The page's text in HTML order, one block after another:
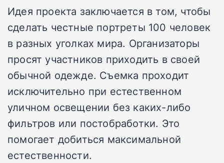
Идея проекта заключается в том, чтобы
сделать честные портреты 100 человек
в разных уголках мира. Организаторы
просят участников приходить в своей
обычной одежде. Съемка проходит
исключительно при естественном
уличном освещении без каких-либо
фильтров или постобработки. Это
помогает добиться максимальной
естественности.